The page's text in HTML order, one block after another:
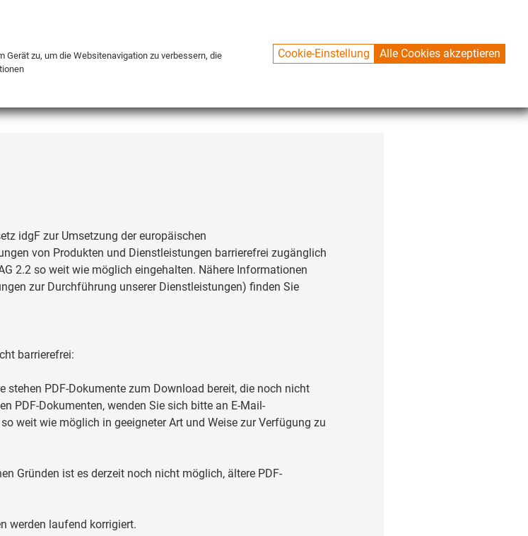
idgF zur Umsetzung der europäischen
von Produkten und Dienstleistungen barrierefrei zugänglich
2.2 so weit wie möglich eingehalten. Nähere Informationen
zur Durchführung unserer Dienstleistungen) finden Sie
barrierefrei:
stehen PDF-Dokumente zum Download bereit, die noch nicht
PDF-Dokumenten, wenden Sie sich bitte an E-Mail-
weit wie möglich in geeigneter Art und Weise zur Verfügung zu
Gründen ist es derzeit noch nicht möglich, ältere PDF-
werden laufend korrigiert.
Gerät zu, um die Websitenavigation zu verbessern, die
Cookie-Einstellung Alle Cookies akzeptieren